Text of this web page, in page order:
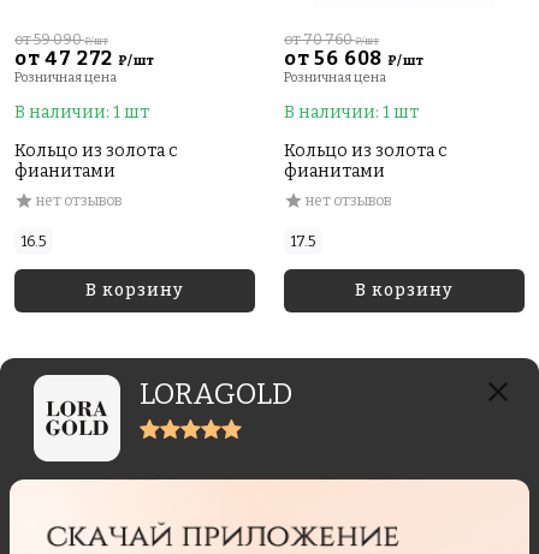
LORAGOLD
от 47 272 ₽/шт
от 59 090₽/шт
Розничная цена
В наличии: 1 шт
Кольцо из золота с
фианитами
нет отзывов
16.5
В корзину
от 56 608 ₽/шт
от 70 760₽/шт
Розничная цена
В наличии: 1 шт
Кольцо из золота с
фианитами
нет отзывов
17.5
В корзину
Отзывы реальных покупателей
Отзывы могут отправлять только пользователи,